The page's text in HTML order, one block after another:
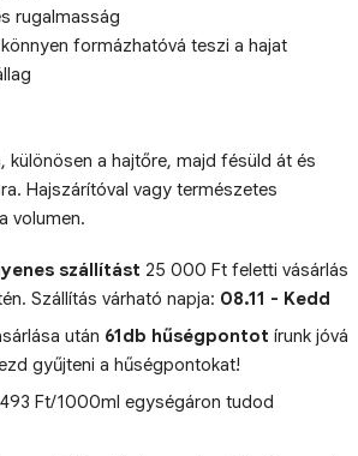
rugalmasság
formázhatóvá teszi a hajat
különösen a hajtőre, majd fésüld át és
Hajszárítóval vagy természetes
volumen.
szállítást 25 000 Ft feletti vásárlás
Szállítás várható napja: 08.11 - Kedd
után 61db hűségpontot írunk jóvá
gyűjteni a hűségpontokat!
Ft/1000ml egységáron tudod